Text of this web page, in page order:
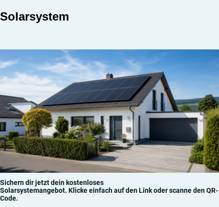
Solarsystem
Sichern dir jetzt dein kostenloses
Solarsystemangebot. Klicke einfach auf den Link oder scanne den QR-
Code.